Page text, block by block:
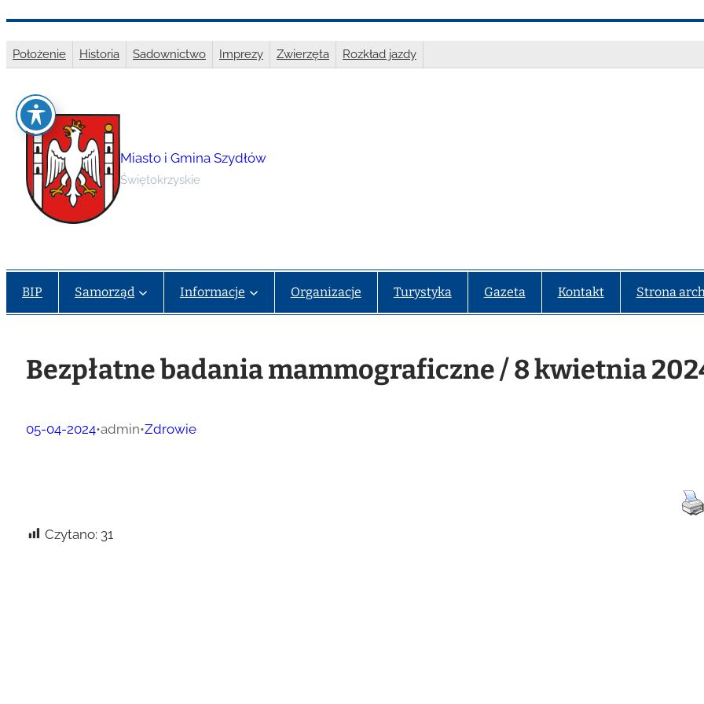
do
Położenie Historia Sadownictwo Imprezy Zwierzęta Rozkład jazdy
Miasto i Gmina Szydłów
Świętokrzyskie
BIP Samorząd Informacje Organizacje Turystyka Gazeta Kontakt Strona
Bezpłatne badania mammograficzne / 8 kwietnia
05-04-2024•admin•Zdrowie
Czytano: 31